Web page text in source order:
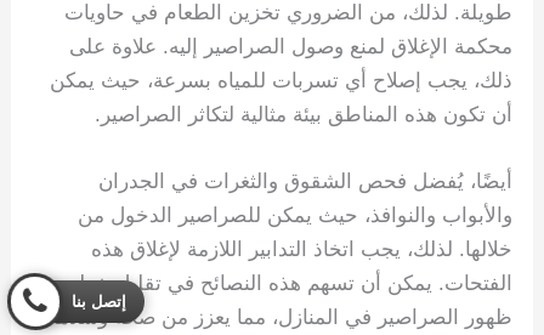
طويلة. لذلك، من الضروري تخزين الطعام في حاويات
محكمة الإغلاق لمنع وصول الصراصير إليه. علاوة على
ذلك، يجب إصلاح أي تسربات للمياه بسرعة، حيث يمكن
أن تكون هذه المناطق بيئة مثالية لتكاثر الصراصير.
أيضًا، يُفضل فحص الشقوق والثغرات في الجدران
والأبواب والنوافذ، حيث يمكن للصراصير الدخول من
خلالها. لذلك، يجب اتخاذ التدابير اللازمة لإغلاق هذه
الفتحات. يمكن أن تسهم هذه النصائح في تقليل خطر
ظهور الصراصير في المنازل، مما يعزز من صحة وسلامة
إتصل بنا